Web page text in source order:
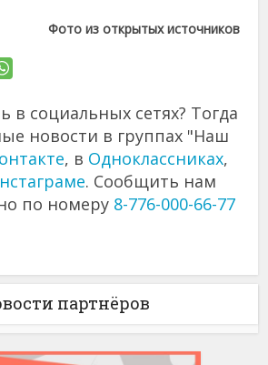
Фото из открытых источников
в социальных сетях? Тогда
новости в группах "Наш
, в Одноклассниках,
. Сообщить нам
по номеру 8-776-000-66-77
партнёров